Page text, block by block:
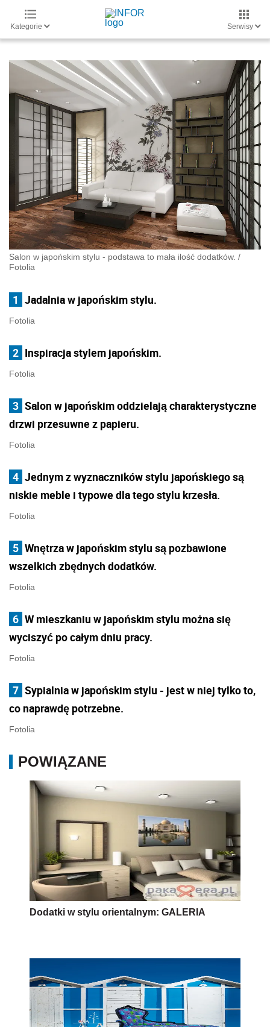
Kategorie Serwisy
Salon w japońskim stylu - podstawa to mała ilość dodatków. /
Fotolia
1 Jadalnia w japońskim stylu.
Fotolia
2 Inspiracja stylem japońskim.
Fotolia
3 Salon w japońskim oddzielają charakterystyczne
drzwi przesuwne z papieru.
Fotolia
4 Jednym z wyznaczników stylu japońskiego są
niskie meble i typowe dla tego stylu krzesła.
Fotolia
5 Wnętrza w japońskim stylu są pozbawione
wszelkich zbędnych dodatków.
Fotolia
6 W mieszkaniu w japońskim stylu można się
wyciszyć po całym dniu pracy.
Fotolia
7 Sypialnia w japońskim stylu - jest w niej tylko to,
co naprawdę potrzebne.
Fotolia
POWIĄZANE
Dodatki w stylu orientalnym: GALERIA